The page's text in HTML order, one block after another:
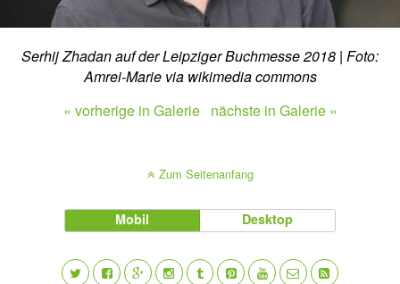
Serhij Zhadan auf der Leipziger Buchmesse 2018 | Foto:
Amrei-Marie via wikimedia commons
« vorherige in Galerie nächste in Galerie »
Zum Seitenanfang
Mobil Desktop